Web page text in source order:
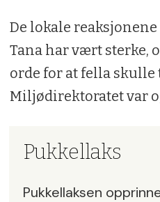
De lokale
Tana har vært sterke,
orde for at fella skulle
Miljødirektoratet var
Pukkellaks
Pukkellaksen